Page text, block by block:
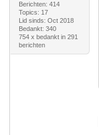
Berichten: 414
Topics: 17
Lid sinds: Oct 2018
Bedankt: 340
754 x bedankt in 291
berichten